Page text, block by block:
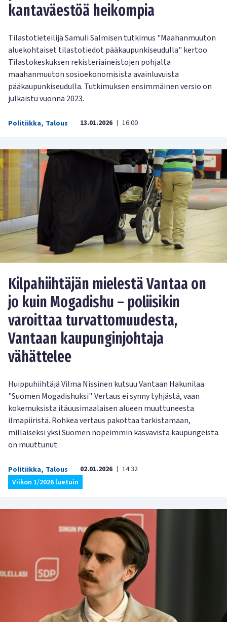
kantaväestöä heikompia
Tilastotieteilijä Samuli Salmisen tutkimus "Maahanmuuton
aluekohtaiset tilastotiedot pääkaupunkiseudulla" kertoo
Tilastokeskuksen rekisteriaineistojen pohjalta
maahanmuuton sosioekonomisista avainluvuista
pääkaupunkiseudulla. Tutkimuksen ensimmäinen versio on
julkaistu vuonna 2023.
Politiikka, Talous 13.01.2026 | 16:00
Kilpahiihtäjän mielestä Vantaa on
jo kuin Mogadishu – poliisikin
varoittaa turvattomuudesta,
Vantaan kaupunginjohtaja
vähättelee
Huippuhiihtäjä Vilma Nissinen kutsuu Vantaan Hakunilaa
"Suomen Mogadishuksi". Vertaus ei synny tyhjästä, vaan
kokemuksista itäuusimaalaisen alueen muuttuneesta
ilmapiiristä. Rohkea vertaus pakottaa tarkistamaan,
millaiseksi yksi Suomen nopeimmin kasvavista kaupungeista
on muuttunut.
Politiikka, Talous 02.01.2026 | 14:32
Viikon 1/2026 luetuin